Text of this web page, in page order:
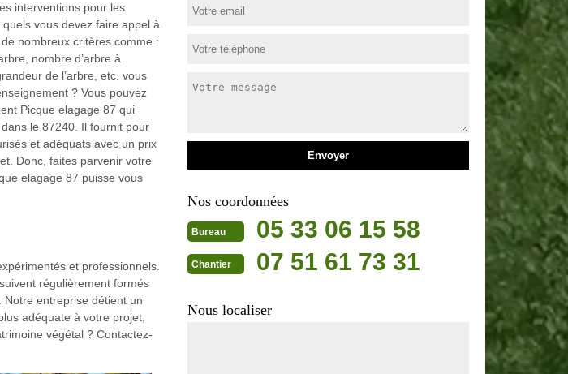
interventions pour les
quels vous devez faire appel à
nombreux critères comme :
nombre d’arbre à
de l’arbre, etc. vous
? Vous pouvez
Picque elagage 87 qui
le 87240. Il fournit pour
et adéquats avec un prix
Donc, faites parvenir votre
elagage 87 puisse vous
et professionnels.
régulièrement formés
Notre entreprise détient un
adéquate à votre projet,
végétal ? Contactez-
Nos coordonnées
Bureau 05 33 06 15 58
Chantier 07 51 61 73 31
Nous localiser